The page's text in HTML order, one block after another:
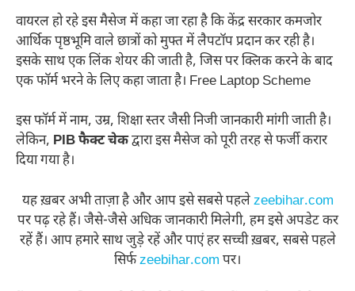
वायरल हो रहे इस मैसेज में कहा जा रहा है कि केंद्र सरकार कमजोर
आर्थिक पृष्ठभूमि वाले छात्रों को मुफ्त में लैपटॉप प्रदान कर रही है।
इसके साथ एक लिंक शेयर की जाती है, जिस पर क्लिक करने के बाद
एक फॉर्म भरने के लिए कहा जाता है। Free Laptop Scheme
इस फॉर्म में नाम, उम्र, शिक्षा स्तर जैसी निजी जानकारी मांगी जाती है।
लेकिन, PIB फैक्ट चेकद्वारा इस मैसेज को पूरी तरह से फर्जी करार
दिया गया है।
यह ख़बर अभी ताज़ा है और आप इसे सबसे पहलेzeebihar.com
पर पढ़ रहे हैं। जैसे-जैसे अधिक जानकारी मिलेगी, हम इसे अपडेट कर
रहें हैं। आप हमारे साथ जुड़े रहें और पाएं हर सच्ची ख़बर, सबसे पहले
सिर्फzeebihar.com पर।